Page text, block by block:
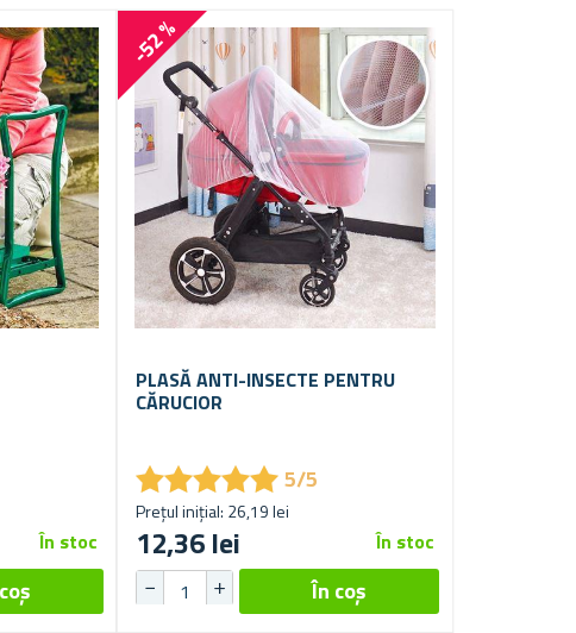
În stoc
-52 %
PLASĂ ANTI-INSECTE PENTRU
CĂRUCIOR
★★★★★
★★★★★5/5
Prețul inițial: 26,19 lei
12,36 lei În stoc